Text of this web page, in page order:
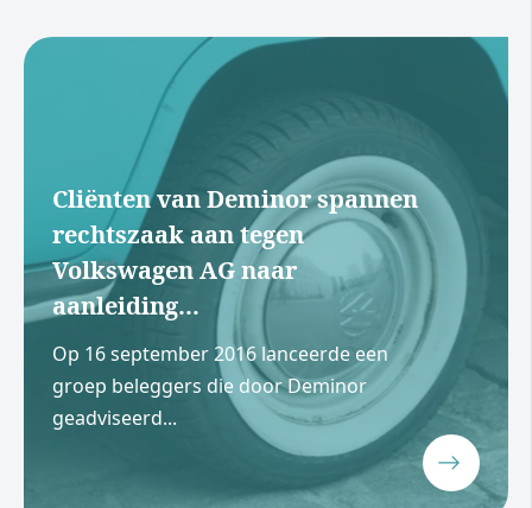
Cliënten van Deminor spannen
rechtszaak aan tegen
Volkswagen AG naar
aanleiding...
Op 16 september 2016 lanceerde een
groep beleggers die door Deminor
geadviseerd...